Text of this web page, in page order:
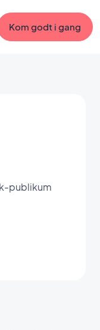
Kom godt i gang
publikum